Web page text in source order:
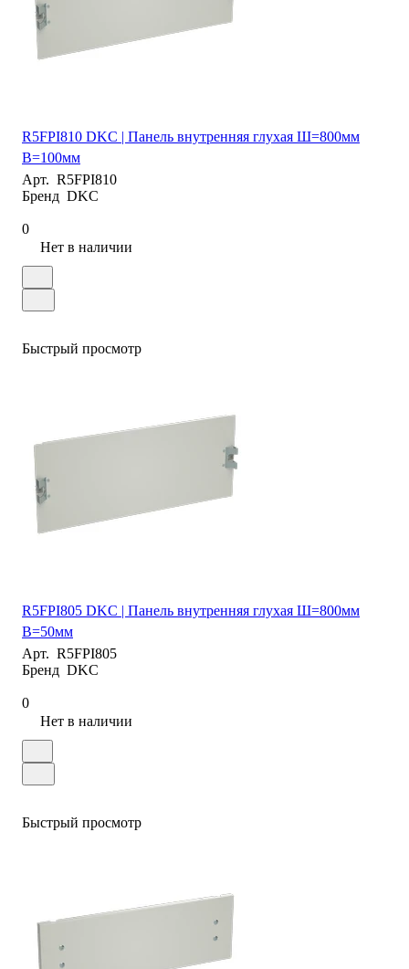
R5FPI810 DKC | Панель внутренняя глухая Ш=800мм
В=100мм
Арт. R5FPI810
Бренд DKC
0
Нет в наличии
Быстрый просмотр
R5FPI805 DKC | Панель внутренняя глухая Ш=800мм
В=50мм
Арт. R5FPI805
Бренд DKC
0
Нет в наличии
Быстрый просмотр